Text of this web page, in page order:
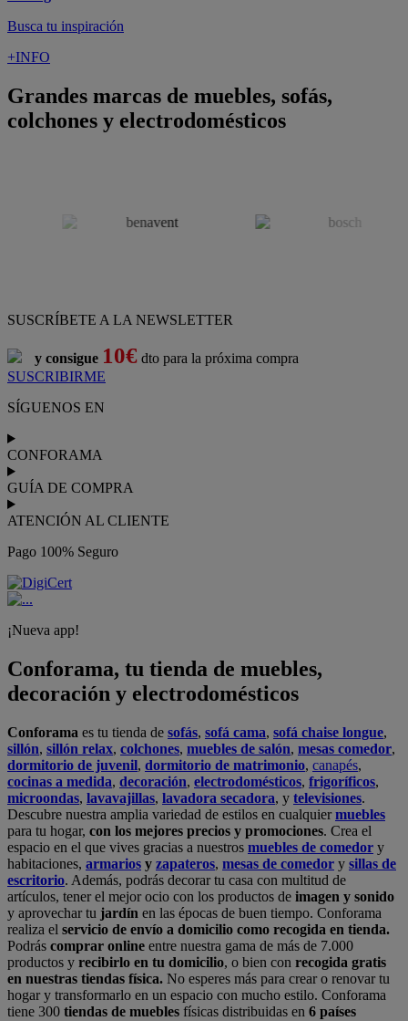
Busca tu inspiración
+INFO
Grandes marcas de muebles, sofás,
colchones y electrodomésticos
SUSCRÍBETE A LA NEWSLETTER
y consigue 10€ dto para la próxima compra
SUSCRIBIRME
SÍGUENOS EN
CONFORAMA
GUÍA DE COMPRA
ATENCIÓN AL CLIENTE
Pago 100% Seguro
¡Nueva app!
Conforama, tu tienda de muebles,
decoración y electrodomésticos
Conforama es tu tienda de sofás, sofá cama, sofá chaise longue,
sillón, sillón relax, colchones, muebles de salón, mesas comedor,
dormitorio de juvenil, dormitorio de matrimonio, canapés,
cocinas a medida, decoración, electrodomésticos, frigoríficos,
microondas, lavavajillas, lavadora secadora, y televisiones.
Descubre nuestra amplia variedad de estilos en cualquiermuebles
para tu hogar, con los mejores precios y promociones. Crea el
espacio en el que vives gracias a nuestros muebles de comedor y
habitaciones, armarios y zapateros, mesas de comedor y sillas de
escritorio. Además, podrás decorar tu casa con multitud de
artículos, tener el mejor ocio con los productos de imagen y sonido
y aprovechar tu jardín en las épocas de buen tiempo. Conforama
realiza el servicio de envío a domicilio como recogida en tienda.
Podrás comprar online entre nuestra gama de más de 7.000
productos y recibirlo en tu domicilio, o bien con recogida gratis
en nuestras tiendas física. No esperes más para crear o renovar tu
hogar y transformarlo en un espacio con mucho estilo. Conforama
tiene 300 tiendas de muebles físicas distribuidas en 6 países